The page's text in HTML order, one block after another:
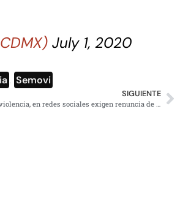
July 1, 2020
Semovi
SIGUIENTE
Tras ola de violencia, en redes sociales exigen renuncia de Diego Sinhue